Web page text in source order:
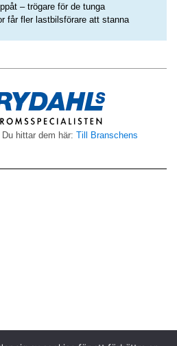
– trögare för de tunga
får fler lastbilsförare att stanna
hittar dem här: Till Branschens